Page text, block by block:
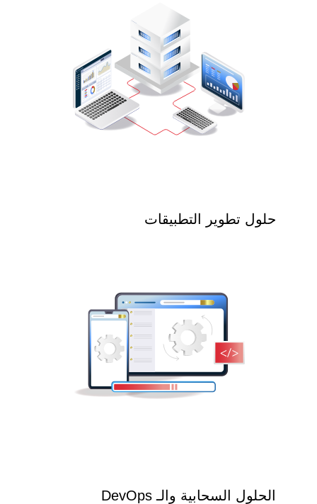
حلول تطوير التطبيقات
الحلول السحابية والـ DevOps